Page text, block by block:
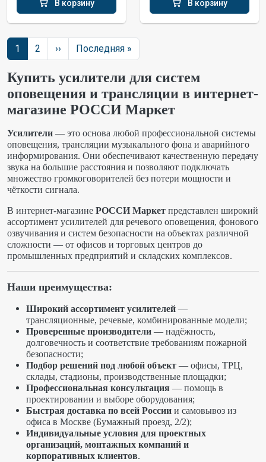
В корзину В корзину
Нумерация страниц
1 2 ›› Следующая страница
Последняя »
Купить усилители для систем
оповещения и трансляции в интернет-
магазине РОССИ Маркет
Усилители — это основа любой профессиональной системы
оповещения, трансляции музыкального фона и аварийного
информирования. Они обеспечивают качественную передачу
звука на большие расстояния и позволяют подключать
множество громкоговорителей без потери мощности и
чёткости сигнала.
В интернет-магазине РОССИ Маркет представлен широкий
ассортимент усилителей для речевого оповещения, фонового
озвучивания и систем безопасности на объектах различной
сложности — от офисов и торговых центров до
промышленных предприятий и складских комплексов.
Наши преимущества:
Широкий ассортимент усилителей —
трансляционные, речевые, комбинированные модели;
Проверенные производители — надёжность,
долговечность и соответствие требованиям пожарной
безопасности;
Подбор решений под любой объект — офисы, ТРЦ,
склады, стадионы, производственные площадки;
Профессиональная консультация — помощь в
проектировании и выборе оборудования;
Быстрая доставка по всей России и самовывоз из
офиса в Москве (Бумажный проезд, 2/2);
Индивидуальные условия для проектных
организаций, монтажных компаний и
корпоративных клиентов.